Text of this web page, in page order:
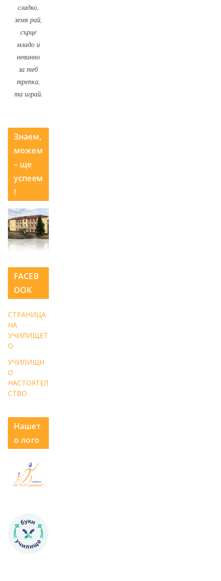
сладко,
земя рай,
сърце
младо и
невинно
за теб
трепка,
та играй.
Знаем,
можем
– ще
успеем
!
FACEB
OOK
СТРАНИЦА
НА
УЧИЛИЩЕТ
О
УЧИЛИЩН
О
НАСТОЯТЕЛ
СТВО
Нашет
о лого